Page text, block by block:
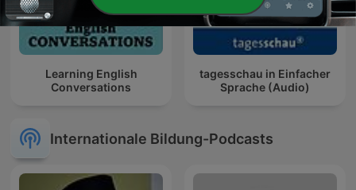
Learning English
Conversations
tagesschau in Einfacher
Sprache (Audio)
Internationale Bildung-Podcasts